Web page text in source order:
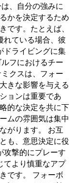
、自分の強みに
かを決定するため
です。たとえば、
れている場合、彼
ドライビングに集
フにおけるチー
クスは、フォー
きな影響を与える
ョンは重要であ
的な決定を共に下
ムの雰囲気は集中
がります。 お互
も、意思決定に役
攻撃的にプレーす
てより慎重なアプ
です。 フォーボ